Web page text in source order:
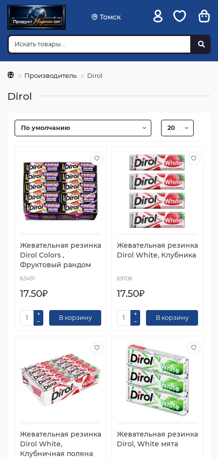
Томск
Производитель Dirol
Dirol
Жевательная резинка
Dirol Colors ,
Фруктовый рандом
63491
17.50₽
В корзину
Жевательная резинка
Dirol White, Клубника
69106
17.50₽
В корзину
Жевательная резинка
Dirol White,
Клубничная поляна
Жевательная резинка
Dirol, White мята